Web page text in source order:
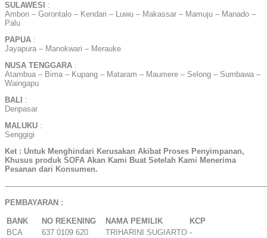
SULAWESI
:
Ambon – Gorontalo – Kendari – Luwu – Makassar – Mamuju – Manado –
Palu
PAPUA :
Jayapura – Manokwari – Merauke
NUSA TENGGARA :
Atambua – Bima – Kupang – Mataram – Maumere – Selong – Sumbawa –
Waingapu
BALI :
Denpasar
MALUKU :
Senggigi
Ket : Untuk Menghindari Kerusakan Akibat Proses Penyimpanan,
Khusus produk SOFA Akan Kami Buat Setelah Kami Menerima
Pesanan dari Konsumen.
PEMBAYARAN :
BANK NO REKENING NAMA PEMILIK
KCP
BCA
637 0109 620 TRIHARINI SUGIARTO -